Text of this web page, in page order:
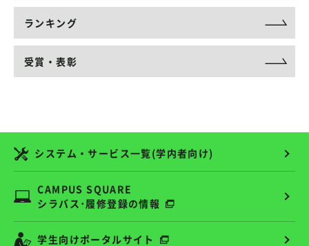
ランキング
受賞・表彰
システム・サービス一覧(学内者向け)
CAMPUS SQUARE
シラバス･履修登録の情報
学生向けポータルサイト